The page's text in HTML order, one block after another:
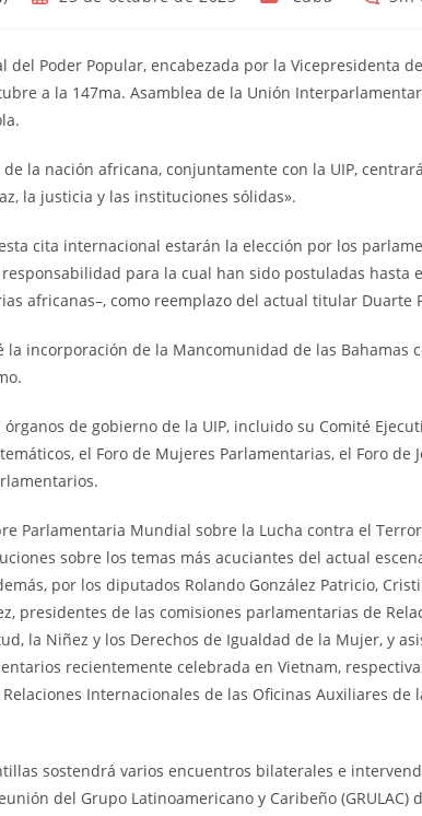
entrada:
entrada:
entrada:
del Poder Popular, encabezada por la Vicepresidenta
a la 147ma. Asamblea de la Unión
la nación africana, conjuntamente con la UIP,
la justicia y las instituciones sólidas».
cita internacional estarán la elección por los
para la cual han sido postuladas hasta
africanas–, como reemplazo del actual titular Duarte
la incorporación de la Mancomunidad de las Bahamas
de gobierno de la UIP, incluido su Comité
el Foro de Mujeres Parlamentarias, el Foro de
Parlamentaria Mundial sobre la Lucha contra el
sobre los temas más acuciantes del actual
por los diputados Rolando González Patricio,
presidentes de las comisiones parlamentarias de
la Niñez y los Derechos de Igualdad de la Mujer, y
recientemente celebrada en Vietnam,
Internacionales de las Oficinas Auxiliares de
sostendrá varios encuentros bilaterales e
del Grupo Latinoamericano y Caribeño (GRULAC)